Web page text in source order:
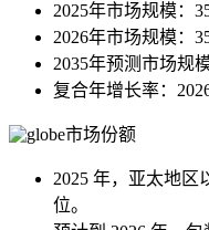
2025年市场规模：
2026年市场规模：
2035年预测市场规
复合年增长率：
市场份额
2025 年，亚太地区
位。